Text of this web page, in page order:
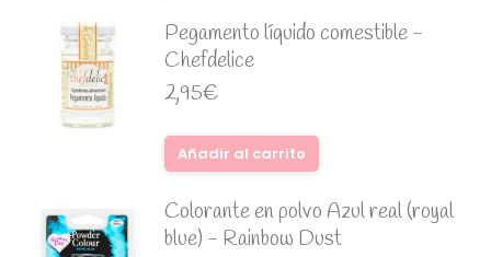
Pegamento líquido comestible -
Chefdelice
2,95€
Añadir al carrito
Colorante en polvo Azul real (royal
blue) - Rainbow Dust